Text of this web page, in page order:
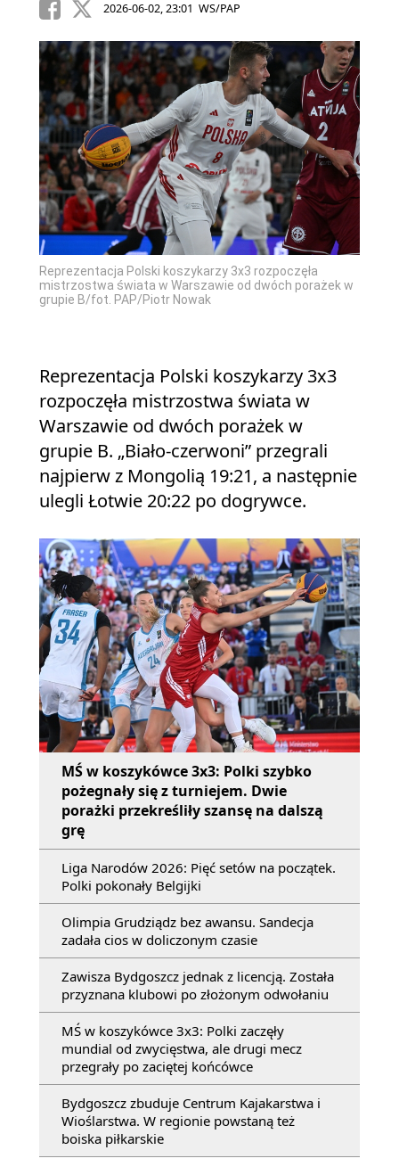
2026-06-02, 23:01 WS/PAP
Reprezentacja Polski koszykarzy 3x3 rozpoczęła
mistrzostwa świata w Warszawie od dwóch porażek w
grupie B/fot. PAP/Piotr Nowak
Reprezentacja Polski koszykarzy 3x3
rozpoczęła mistrzostwa świata w
Warszawie od dwóch porażek w
grupie B. „Biało-czerwoni” przegrali
najpierw z Mongolią 19:21, a następnie
ulegli Łotwie 20:22 po dogrywce.
MŚ w koszykówce 3x3: Polki szybko
pożegnały się z turniejem. Dwie
porażki przekreśliły szansę na dalszą
grę
Liga Narodów 2026: Pięć setów na początek.
Polki pokonały Belgijki
Olimpia Grudziądz bez awansu. Sandecja
zadała cios w doliczonym czasie
Zawisza Bydgoszcz jednak z licencją. Została
przyznana klubowi po złożonym odwołaniu
MŚ w koszykówce 3x3: Polki zaczęły
mundial od zwycięstwa, ale drugi mecz
przegrały po zaciętej końcówce
Bydgoszcz zbuduje Centrum Kajakarstwa i
Wioślarstwa. W regionie powstaną też
boiska piłkarskie